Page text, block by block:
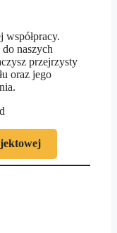
współpracy.
naszych
przejrzysty
oraz jego